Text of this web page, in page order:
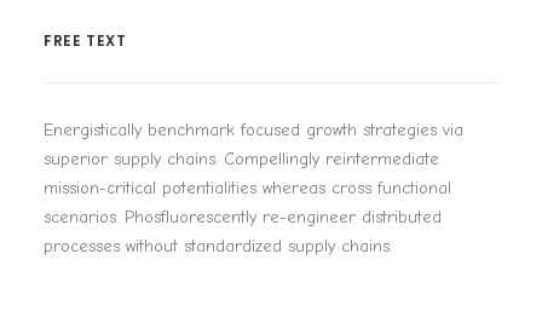
FREE TEXT
Energistically benchmark focused growth strategies via
superior supply chains. Compellingly reintermediate
mission-critical potentialities whereas cross functional
scenarios. Phosfluorescently re-engineer distributed
processes without standardized supply chains.